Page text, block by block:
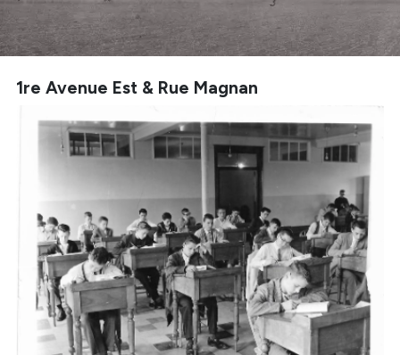
Contact Us
View Site In glish
1re Avenue Est & Rue Magnan